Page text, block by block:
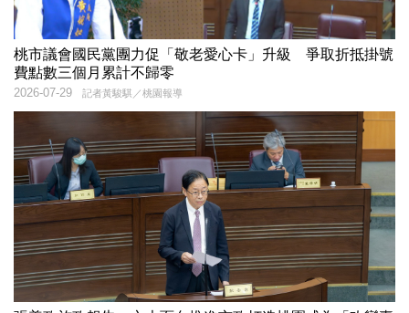
桃市議會國民黨團力促「敬老愛心卡」升級 爭取折抵掛號
費點數三個月累計不歸零
記者黃駿騏／桃園報導
2026-07-29